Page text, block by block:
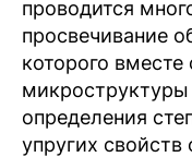
проводится
просвечивание
которого вместе
определения
упругих